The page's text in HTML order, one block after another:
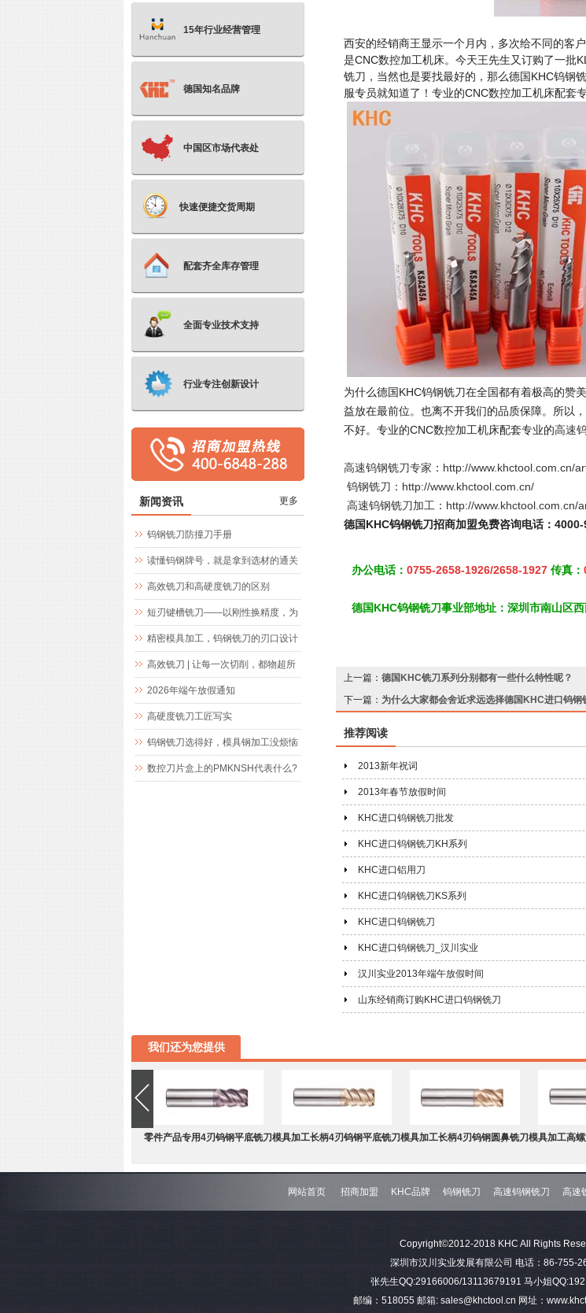
西安的经销商王显示一个月内，多次给不同的客
是CNC数控加工机床。今天王先生又订购了一批KL
铣刀，当然也是要找最好的，那么德国KHC钨钢
服专员就知道了！专业的CNC数控加工机床配套
为什么德国KHC钨钢铣刀在全国都有着极高的赞
益放在最前位。也离不开我们的品质保障。所以
不好。专业的CNC数控加工机床配套专业的高速
高速钨钢铣刀专家 ： http://www.khctool.com.cn/
钨钢铣刀 ： http://www.khctool.com.cn/
高速钨钢铣刀加工 ： http://www.khctool.com.cn/
德国KHC钨钢铣刀招商加盟免费咨询电话：
办公电话： 0755-2658-1926/2658-1927 传真：
德国KHC钨钢铣刀事业部地址：深圳市南山区
上一篇： 德国KHC铣刀系列分别都有一些什么特性呢？
下一篇： 为什么大家都会舍近求远选择德国KHC进口钨钢
推荐阅读
2013新年祝词
2013年春节放假时间
KHC进口钨钢铣刀批发
KHC进口钨钢铣刀KH系列
KHC进口铝用刀
KHC进口钨钢铣刀KS系列
KHC进口钨钢铣刀
KHC进口钨钢铣刀_汉川实业
汉川实业2013年端午放假时间
山东经销商订购KHC进口钨钢铣刀
15年行业经营管理
德国知名品牌
中国区市场代表处
快速便捷交货周期
配套齐全库存管理
全面专业技术支持
行业专注创新设计
新闻资讯 更多
钨钢铣刀防撞刀手册
读懂钨钢牌号，就是拿到选材的通关
文牒
高效铣刀和高硬度铣刀的区别
短刃键槽铣刀——以刚性换精度，为
精密键槽加工而生
精密模具加工，钨钢铣刀的刃口设计
究竟藏着什么玄机
高效铣刀 | 让每一次切削，都物超所
值
2026年端午放假通知
高硬度铣刀工匠写实
钨钢铣刀选得好，模具钢加工没烦恼
数控刀片盒上的PMKNSH代表什么?
我们还为您提供
零件产品专用4刃钨钢平底铣刀模具加工长柄4刃钨钢平底铣刀模具加工长柄4刃钨钢圆鼻铣刀模具加工高
钢平底铣刀
网站首页 招商加盟 KHC品牌 钨钢铣刀 高速钨钢铣刀 高速
Copyright©2012-2018 KHC All Rights
深圳市汉川实业发展有限公司 电话：86-755-
张先生QQ:29166006/13113679191 马小姐
邮编：518055 邮箱: sales@khctool.cn 网址：